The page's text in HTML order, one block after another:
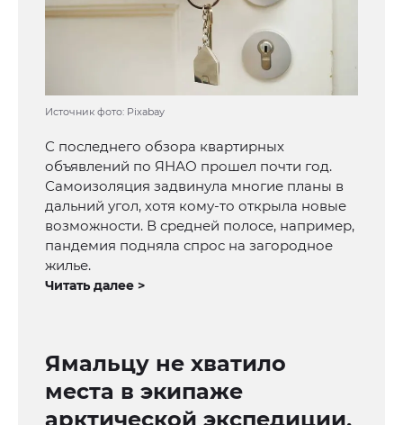
Источник фото: Pixabay
С последнего обзора квартирных
объявлений по ЯНАО прошел почти год.
Самоизоляция задвинула многие планы в
дальний угол, хотя кому-то открыла новые
возможности. В средней полосе, например,
пандемия подняла спрос на загородное
жилье.
Читать далее >
Ямальцу не хватило
места в экипаже
арктической экспедиции,